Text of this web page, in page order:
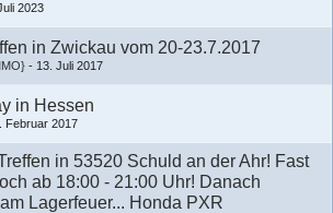
2023
in Zwickau vom 20-23.7.2017
- 13. Juli 2017
in Hessen
Februar 2017
in 53520 Schuld an der Ahr! Fast
ab 18:00 - 21:00 Uhr! Danach
Lagerfeuer... Honda PXR